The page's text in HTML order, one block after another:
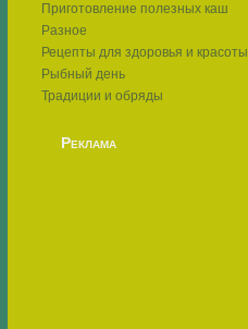
Приготовление полезных каш
Разное
Рецепты для здоровья и красоты
Рыбный день
Традиции и обряды
Реклама